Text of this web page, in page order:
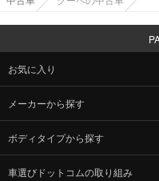
お気に入り
メーカーから探す
ボディタイプから探す
車選びドットコムの取り組み